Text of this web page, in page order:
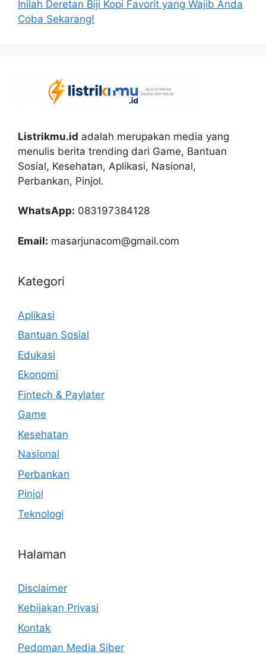
Inilah Deretan Biji Kopi Favorit yang Wajib Anda
Coba Sekarang!
Listrikmu.id adalah merupakan media yang
menulis berita trending dari Game, Bantuan
Sosial, Kesehatan, Aplikasi, Nasional,
Perbankan, Pinjol.
WhatsApp: 083197384128
Email: masarjunacom@gmail.com
Kategori
Aplikasi
Bantuan Sosial
Edukasi
Ekonomi
Fintech & Paylater
Game
Kesehatan
Nasional
Perbankan
Pinjol
Teknologi
Halaman
Disclaimer
Kebijakan Privasi
Kontak
Pedoman Media Siber